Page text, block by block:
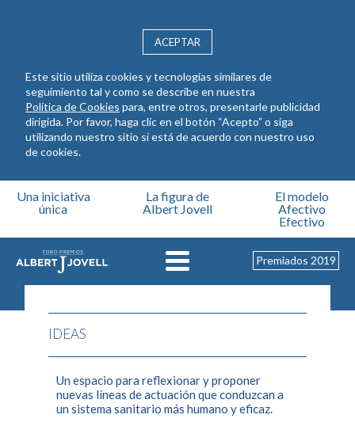
ACEPTAR
Este sitio utiliza cookies y tecnologías similares de
seguimiento tal y como se describe en nuestra
Política de Cookies para, entre otros, presentarle publicidad
dirigida. Por favor, haga clic en el botón “Acepto” o siga
utilizando nuestro sitio si está de acuerdo con nuestro uso
de cookies.
Una iniciativa
única
La figura de
Albert Jovell
El modelo
Afectivo
Efectivo
Premiados 2019
IDEAS
Un espacio para reflexionar y proponer
nuevas líneas de actuación que conduzcan a
un sistema sanitario más humano y eficaz.